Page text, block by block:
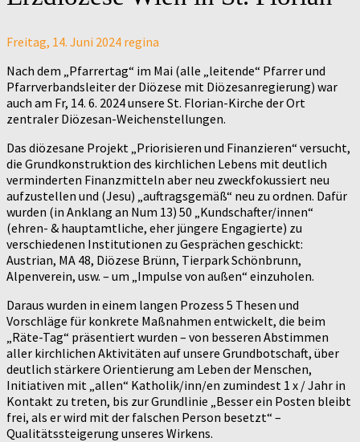
Freitag, 14. Juni 2024 regina
Nach dem „Pfarrertag“ im Mai (alle „leitende“ Pfarrer und
Pfarrverbandsleiter der Diözese mit Diözesanregierung) war
auch am Fr, 14. 6. 2024 unsere St. Florian-Kirche der Ort
zentraler Diözesan-Weichenstellungen.
Das diözesane Projekt „Priorisieren und Finanzieren“ versucht,
die Grundkonstruktion des kirchlichen Lebens mit deutlich
verminderten Finanzmitteln aber neu zweckfokussiert neu
aufzustellen und (Jesu) „auftragsgemäß“ neu zu ordnen. Dafür
wurden (in Anklang an Num 13) 50 „Kundschafter/innen“
(ehren- & hauptamtliche, eher jüngere Engagierte) zu
verschiedenen Institutionen zu Gesprächen geschickt:
Austrian, MA 48, Diözese Brünn, Tierpark Schönbrunn,
Alpenverein, usw. – um „Impulse von außen“ einzuholen.
Daraus wurden in einem langen Prozess 5 Thesen und
Vorschläge für konkrete Maßnahmen entwickelt, die beim
„Räte-Tag“ präsentiert wurden – von besseren Abstimmen
aller kirchlichen Aktivitäten auf unsere Grundbotschaft, über
deutlich stärkere Orientierung am Leben der Menschen,
Initiativen mit „allen“ Katholik/inn/en zumindest 1 x / Jahr in
Kontakt zu treten, bis zur Grundlinie „Besser ein Posten bleibt
frei, als er wird mit der falschen Person besetzt“ –
Qualitätssteigerung unseres Wirkens.